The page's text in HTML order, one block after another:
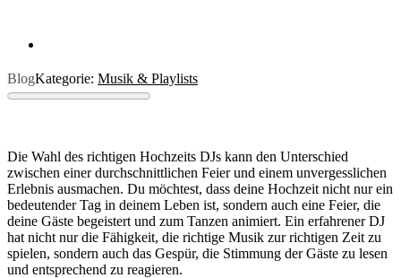
BlogKategorie: Musik & Playlists
Die Wahl des richtigen Hochzeits DJs kann den Unterschied
zwischen einer durchschnittlichen Feier und einem unvergesslichen
Erlebnis ausmachen. Du möchtest, dass deine Hochzeit nicht nur ein
bedeutender Tag in deinem Leben ist, sondern auch eine Feier, die
deine Gäste begeistert und zum Tanzen animiert. Ein erfahrener DJ
hat nicht nur die Fähigkeit, die richtige Musik zur richtigen Zeit zu
spielen, sondern auch das Gespür, die Stimmung der Gäste zu lesen
und entsprechend zu reagieren.